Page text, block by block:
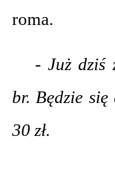
roma.
- Już dziś
br. Będzie się
30 zł.